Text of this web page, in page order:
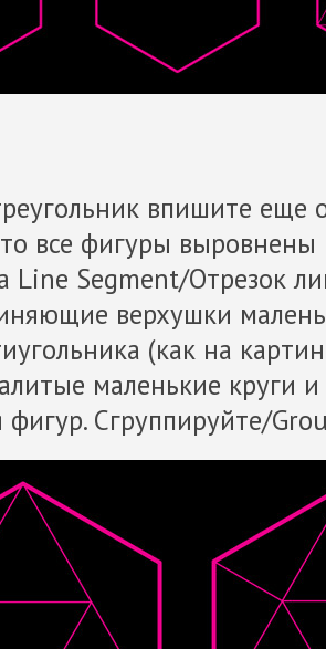
впишите еще
все фигуры
Line Segment/Отрезок
верхушки
(как на
маленькие круги
фигур. Сгруппируйте/